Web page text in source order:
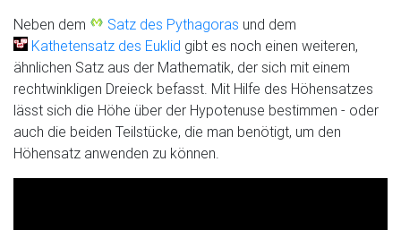
Neben dem
Satz des Pythagoras und dem
Kathetensatz des Euklid gibt es noch einen weiteren,
ähnlichen Satz aus der Mathematik, der sich mit einem
rechtwinkligen Dreieck befasst. Mit Hilfe des Höhensatzes
lässt sich die Höhe über der Hypotenuse bestimmen - oder
auch die beiden Teilstücke, die man benötigt, um den
Höhensatz anwenden zu können.